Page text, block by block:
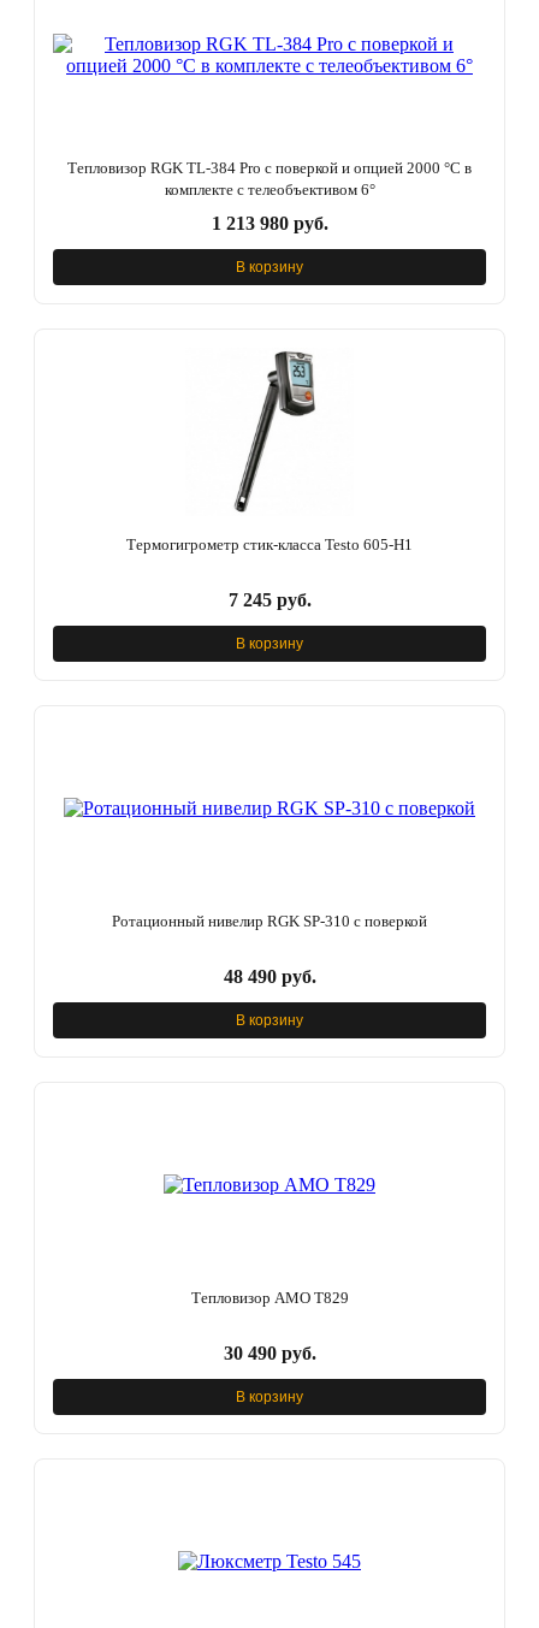
Тепловизор RGK TL-384 Pro с поверкой и опцией 2000 °C в
комплекте с телеобъективом 6°
1 213 980 руб.
В корзину
Термогигрометр стик-класса Testo 605-H1
7 245 руб.
В корзину
Ротационный нивелир RGK SP-310 с поверкой
48 490 руб.
В корзину
Тепловизор AMO T829
30 490 руб.
В корзину